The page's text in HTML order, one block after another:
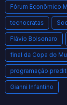
Fórum Econômico
tecnocratas
Flávio Bolsonaro
final da Copa do
programação
Gianni Infantino